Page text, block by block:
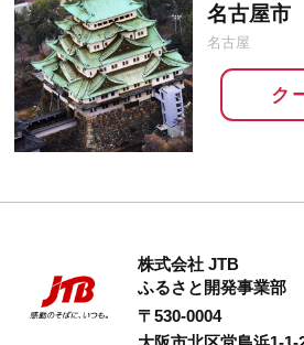
名古屋市
名古屋
ク
株式会社 JTB
ふるさと開発事業部
〒530-0004